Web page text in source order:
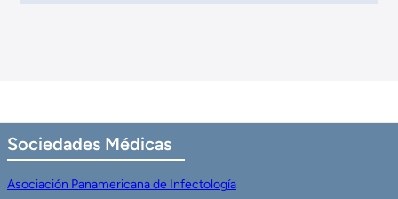
Sociedades Médicas
Asociación Panamericana de Infectología